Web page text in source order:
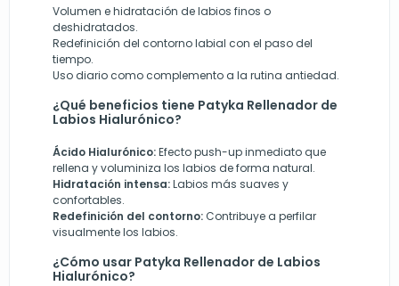
Volumen e hidratación de labios finos o
deshidratados.
Redefinición del contorno labial con el paso del
tiempo.
Uso diario como complemento a la rutina antiedad.
¿Qué beneficios tiene Patyka Rellenador de
Labios Hialurónico?
Ácido Hialurónico:Efecto push-up inmediato que
rellena y voluminiza los labios de forma natural.
Hidratación intensa:Labios más suaves y
confortables.
Redefinición del contorno: Contribuye a perfilar
visualmente los labios.
¿Cómo usar Patyka Rellenador de Labios
Hialurónico?